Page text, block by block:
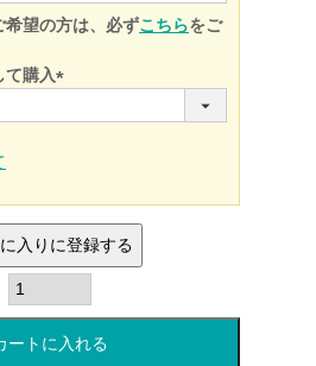
望の方は、必ずこちらをご
て購入
入りに登録する
ートに入れる